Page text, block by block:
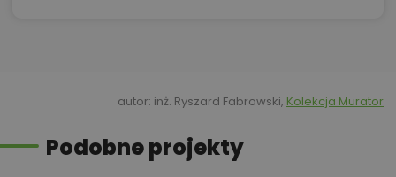
autor: inż. Ryszard Fabrowski, Kolekcja Murator
Podobne projekty